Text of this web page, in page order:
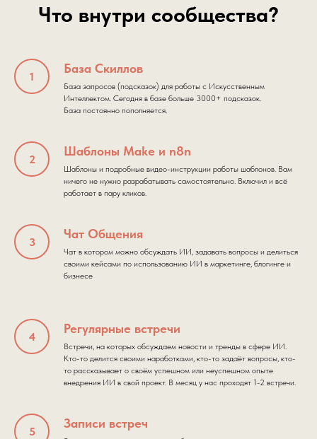
Что внутри сообщества?
База Скиллов
База запросов (подсказок) для работы с Искусственным
Интеллектом. Сегодня в базе больше 3000+ подсказок.
База постоянно пополняется.
Шаблоны Make и n8n
Шаблоны и подробные видео-инструкции работы шаблонов. Вам
ничего не нужно разрабатывать самостоятельно. Включил и всё
работает в пару кликов.
Чат Общения
Чат в котором можно обсуждать ИИ, задавать вопросы и делиться
своими кейсами по использованию ИИ в маркетинге, блогинге и
бизнесе
Регулярные встречи
Встречи, на которых обсуждаем новости и тренды в сфере ИИ.
Кто-то делится своими наработками, кто-то задаёт вопросы, кто-
то рассказывает о своём успешном или неуспешном опыте
внедрения ИИ в свой проект. В месяц у нас проходят 1-2 встречи.
Записи встреч